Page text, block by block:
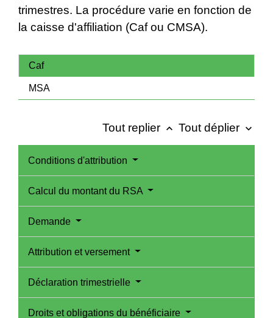
trimestres. La procédure varie en fonction de
la caisse d'affiliation (Caf ou CMSA).
Caf
MSA
Tout replier keyboard_arrow_up Tout déplier keyboard_arrow_down
Conditions d'attribution
Calcul du montant du RSA
Demande
Attribution et versement
Déclaration trimestrielle
Droits et obligations du bénéficiaire